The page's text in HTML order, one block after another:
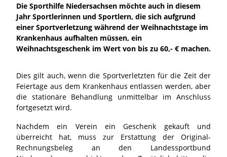
Die Sporthilfe Niedersachsen möchte auch in diesem
Jahr Sportlerinnen und Sportlern, die sich aufgrund
einer Sportverletzung während der Weihnachtstage im
Krankenhaus aufhalten müssen, ein
Weihnachtsgeschenk im Wert von bis zu 60,- € machen.
Dies gilt auch, wenn die Sportverletzten für die Zeit der
Feiertage aus dem Krankenhaus entlassen werden, aber
die stationäre Behandlung unmittelbar im Anschluss
fortgesetzt wird.
Nachdem ein Verein ein Geschenk gekauft und
überreicht hat, muss zur Erstattung der Original-
Rechnungsbeleg an den Landessportbund